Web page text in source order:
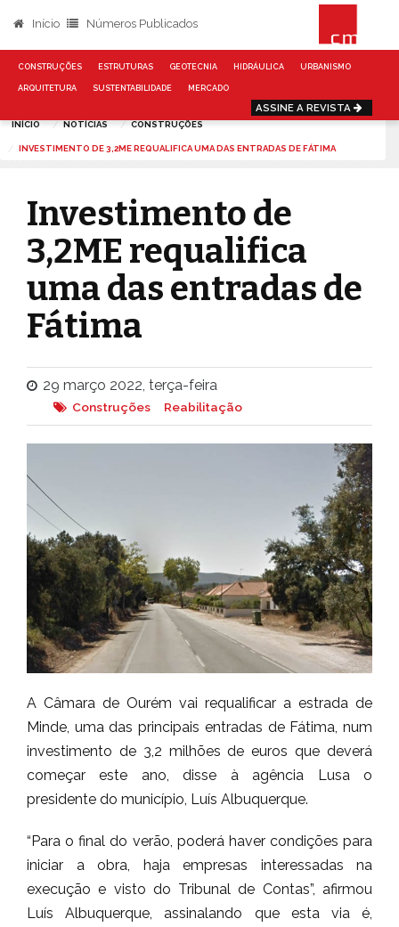
Início Números Publicados
CONSTRUÇÕES ESTRUTURAS GEOTECNIA HIDRÁULICA URBANISMO
ARQUITETURA SUSTENTABILIDADE MERCADO
ASSINE A REVISTA
INÍCIO NOTÍCIAS CONSTRUÇÕES
INVESTIMENTO DE 3,2ME REQUALIFICA UMA DAS ENTRADAS DE FÁTIMA
Investimento de
3,2ME requalifica
uma das entradas de
Fátima
29 março 2022, terça-feira
Construções Reabilitação
A Câmara de Ourém vai requalificar a estrada de
Minde, uma das principais entradas de Fátima, num
investimento de 3,2 milhões de euros que deverá
começar este ano, disse à agência Lusa o
presidente do município, Luís Albuquerque.
“Para o final do verão, poderá haver condições para
iniciar a obra, haja empresas interessadas na
execução e visto do Tribunal de Contas”, afirmou
Luís Albuquerque, assinalando que esta via é,